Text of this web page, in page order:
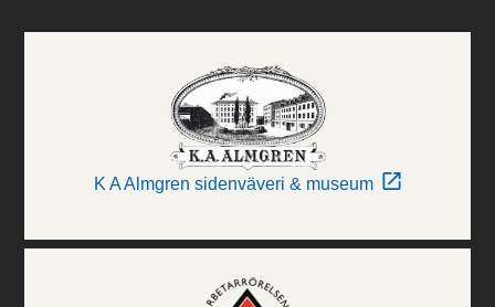
K A Almgren sidenväveri & museum